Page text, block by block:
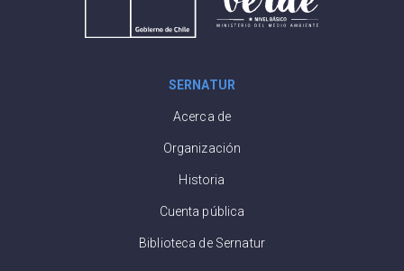
SERNATUR
Acerca de
Organización
Historia
Cuenta pública
Biblioteca de Sernatur